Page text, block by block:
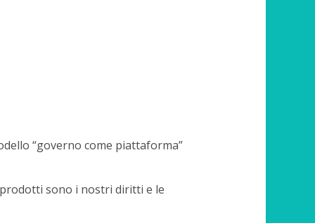
“governo come piattaforma”
sono i nostri diritti e le